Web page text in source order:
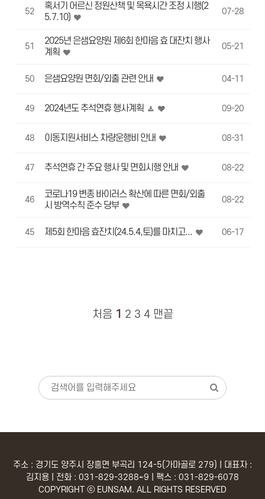
52
혹서기 어르신 정원산책 및 목욕시간 조정 시행(2
5.7.10)
07-28
51
2025년 은샘요양원 제6회 한마음 효 대잔치 행사
계획
05-21
50 은샘요양원 면회/외출 관련 안내 04-11
49 2024년도 추석연휴 행사계획 09-20
48 이동지원서비스 차량운행비 안내 08-31
47 추석연휴 간 주요 행사 및 면회시행 안내 08-22
46
코로나19 변종 바이러스 확산에 따른 면회/외출
시 방역수칙 준수 당부
08-22
45 제5회 한마음 효잔치(24.5.4,토)를 마치고... 06-17
처음 1 2 3 4 맨끝
주소 : 경기도 양주시 장흥면 부곡리 124-5(가마골로 279) | 대표자 :
김지용 | 전화 : 031-829-3288~9 | 팩스 : 031-829-6078
COPYRIGHT ⓒ EUNSAM. ALL RIGHTS RESERVED